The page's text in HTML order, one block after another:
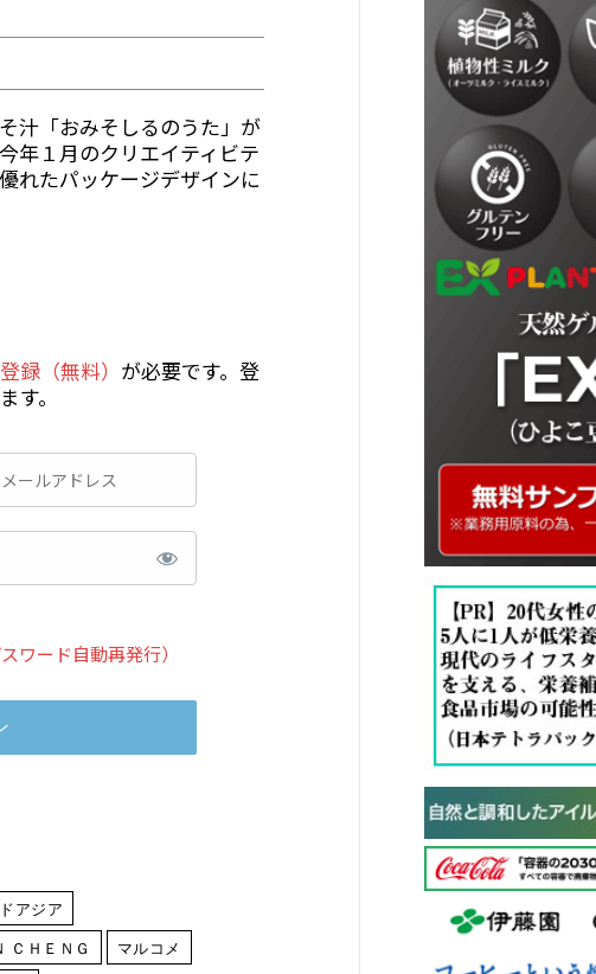
汁「おみそしるのうた」が
年１月のクリエイティビテ
れたパッケージデザインに
録（無料） が必要です。登
す。
ワード自動再発行）
アジア
ＣＨＥＮＧ
マルコメ